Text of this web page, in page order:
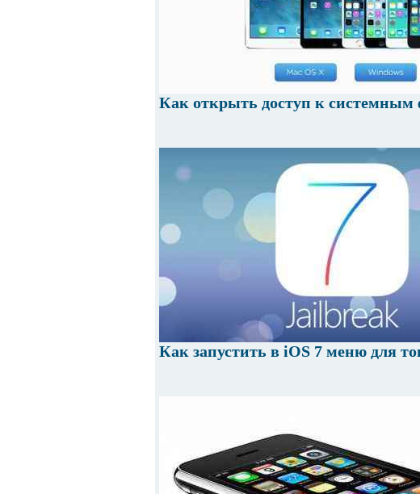
Как открыть доступ к системным
Как запустить в iOS 7 меню для